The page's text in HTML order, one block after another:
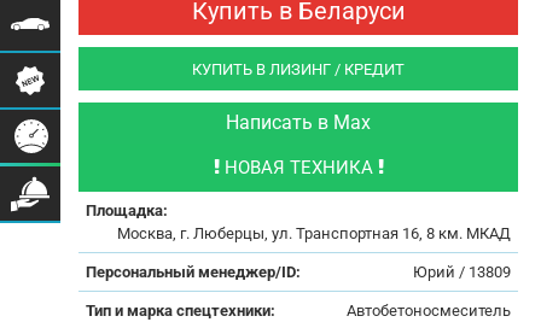
Купить в Беларуси
КУПИТЬ В ЛИЗИНГ / КРЕДИТ
Написать в Max
НОВАЯ ТЕХНИКА
Площадка:
Москва, г. Люберцы, ул. Транспортная 16, 8 км. МКАД
Персональный менеджер/ID: Юрий / 13809
Тип и марка спецтехники: Автобетоносмеситель